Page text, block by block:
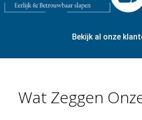
Bekijk al onze
Wat Zeggen